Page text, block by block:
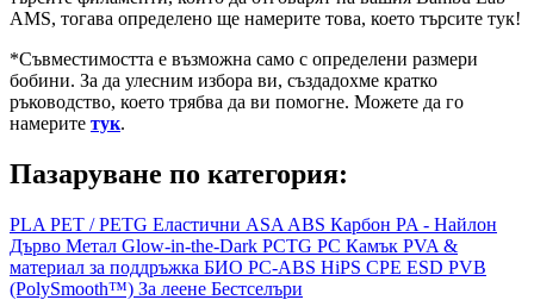
AMS, тогава определено ще намерите това, което търсите тук!
*Съвместимостта е възможна само с определени размери
бобини. За да улесним избора ви, създадохме кратко
ръководство, което трябва да ви помогне. Можете да го
намерите тук.
Пазаруване по категория:
PLA PET / PETG Еластични ASA ABS Карбон PA - Найлон
Дърво Метал Glow-in-the-Dark PCTG PC Камък PVA &
материал за поддръжка БИО PC-ABS HiPS CPE ESD PVB
(PolySmooth™) За леене Бестселъри